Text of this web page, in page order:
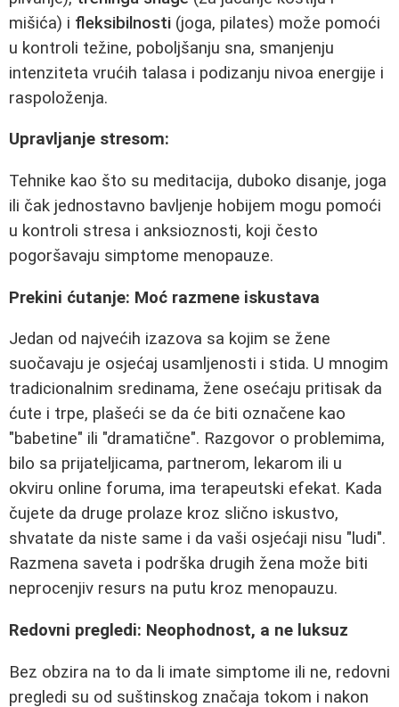
mišića) i fleksibilnosti (joga, pilates) može pomoći
u kontroli težine, poboljšanju sna, smanjenju
intenziteta vrućih talasa i podizanju nivoa energije i
raspoloženja.
Upravljanje stresom:
Tehnike kao što su meditacija, duboko disanje, joga
ili čak jednostavno bavljenje hobijem mogu pomoći
u kontroli stresa i anksioznosti, koji često
pogoršavaju simptome menopauze.
Prekini ćutanje: Moć razmene iskustava
Jedan od najvećih izazova sa kojim se žene
suočavaju je osjećaj usamljenosti i stida. U mnogim
tradicionalnim sredinama, žene osećaju pritisak da
ćute i trpe, plašeći se da će biti označene kao
"babetine" ili "dramatične". Razgovor o problemima,
bilo sa prijateljicama, partnerom, lekarom ili u
okviru online foruma, ima terapeutski efekat. Kada
čujete da druge prolaze kroz slično iskustvo,
shvatate da niste same i da vaši osjećaji nisu "ludi".
Razmena saveta i podrška drugih žena može biti
neprocenjiv resurs na putu kroz menopauzu.
Redovni pregledi: Neophodnost, a ne luksuz
Bez obzira na to da li imate simptome ili ne, redovni
pregledi su od suštinskog značaja tokom i nakon